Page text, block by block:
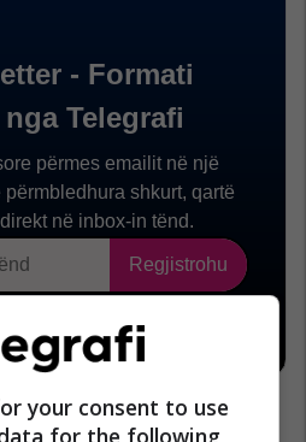
your consent to use
for the following